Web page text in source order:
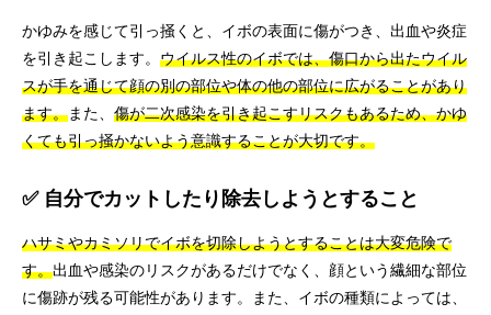
かゆみを感じて引っ掻くと、イボの表面に傷がつき、出血や炎症
を引き起こします。 ウイルス性のイボでは、傷口から出たウイル
スが手を通じて顔の別の部位や体の他の部位に広がることがあり
ます。また、 傷が二次感染を引き起こすリスクもあるため、かゆ
くても引っ掻かないよう意識することが大切です。
✅ 自分でカットしたり除去しようとすること
ハサミやカミソリでイボを切除しようとすることは大変危険で
す。出血や感染のリスクがあるだけでなく、顔という繊細な部位
に傷跡が残る可能性があります。また、イボの種類によっては、